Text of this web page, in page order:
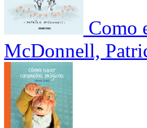
Como
McDonnell,